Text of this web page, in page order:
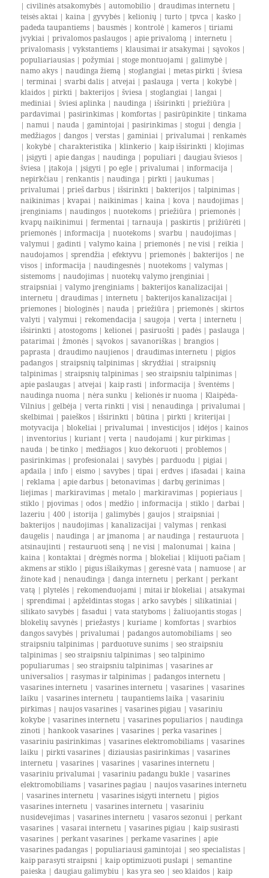
|civilinės atsakomybės |automobilio |draudimas internetu |
teisės aktai |kaina | gyvybės |kelionių |turto |tpvca |kasko |
padeda taupantiems |bausmės |kontrolė |kameros |tiriami
įvykiai |privalomos paslaugos |apie privalomą |internetu |
privalomasis |vykstantiems |klausimai ir atsakymai |sąvokos |
populiariausias |požymiai |stoge montuojami | galimybė |
namo akys |naudinga žiemą |stoglangiai |metas pirkti |šviesa
|terminai |svarbi dalis |atvejai |paslauga |verta |kokybė |
klaidos |pirkti |bakterijos |šviesa |stoglangiai |langai |
mediniai |šviesi aplinka |naudinga |išsirinkti |priežiūra |
pardavimai |pasirinkimas |komfortas |pasirūpinkite |tinkama
|namui |nauda | gamintojai |pasirinkimas |stogui |dengia |
medžiagos |dangos |verstas | gaminiai |privalumai |renkamės
|kokybė |charakteristika |klinkerio |kaip išsirinkti |klojimas
|įsigyti |apie dangas |naudinga |populiari |daugiau šviesos |
šviesa |įtakoja |įsigyti |po egle |privalumai |informacija |
nepirkčiau |renkantis |naudinga |pirkti |jaukumas |
privalumai |prieš darbus |išsirinkti |bakterijos |talpinimas |
naikinimas |kvapai |naikinimas |kaina |kova |naudojimas |
įrenginiams |naudingos |nuotekoms |priežiūra |priemonės |
kvapų naikinimui |fermentai |tarnauja |paskirtis |prižiūrėti |
priemonės |informacija |nuotekoms |svarbu |naudojimas |
valymui | gadinti |valymo kaina |priemonės |ne visi |reikia |
naudojamos |sprendžia |efektyvu |priemonės |bakterijos |ne
visos |informacija |naudingesnės |nuotekoms |valymas |
sistemoms |naudojimas |nuotekų valymo įrenginiai |
straipsniai |valymo įrenginiams |bakterijos kanalizacijai |
internetu |draudimas |internetu |bakterijos kanalizacijai |
priemones |biologinės |nauda |priežiūra |priemonės |skirtos
valyti |valymui |rekomendacija |saugoja |verta |internetu |
išsirinkti |atostogoms |kelionei |pasiruošti |padės |paslauga |
patarimai |žmonės |sąvokos |savanoriškas |brangios |
paprasta |draudimo naujienos |draudimas internetu |pigios
padangos |straipsnių talpinimas |skrydžiai |straipsnių
talpinimas |straipsnių talpinimas |seo straipsniu talpinimas |
apie paslaugas |atvejai |kaip rasti |informacija |šventėms |
naudinga nuoma |nėra sunku |kelionės ir nuoma |Klaipėda-
Vilnius | gelbėja |verta rinkti |visi |nenaudinga |privalumai |
skelbimai |paieškos |išsirinkti |būtina |pirkti |kriterijai |
motyvacija |blokeliai |privalumai |investicijos |idėjos |kainos
|inventorius |kuriant |verta |naudojami |kur pirkimas |
nauda |be tinko |medžiagos |kuo dekoruoti |problemos |
pasirinkimas |profesionalai |savybės |parduodu |pigiai |
apdaila |info |eismo |savybes |tipai |erdves |ifasadai |kaina
|reklama |apie darbus |betonavimas |darbų gerinimas |
liejimas |markiravimas |metalo |markiravimas |popieriaus |
stiklo |pjovimas |odos |medžio |informacija |stiklo |darbai |
lazeriu |400 |istorija | galimybės | gaujos |straipsniai |
bakterijos |naudojimas |kanalizacijai |valymas |renkasi
daugelis |naudinga |ar įmanoma |ar naudinga |restauruota |
atsinaujinti |restauruoti seną |ne visi |malonumai |kaina |
kaina |kontaktai |drėgmės norma |blokeliai |klijuoti pačiam |
akmens ar stiklo |pigus išlaikymas | geresnė vata |namuose |ar
žinote kad |nenaudinga |danga internetu |perkant |perkant
vatą |plytelės |rekomenduojami |mitai ir blokeliai |atsakymai
|sprendimai |apželdintas stogas |arko savybės |silikatiniai |
silikato savybės |fasadui |vata statyboms |žaliuojantis stogas |
blokelių savynės |priežastys |kuriame |komfortas |svarbios
dangos savybės |privalumai |padangos automobiliams |seo
straipsniu talpinimas |parduotuve sunims |seo straipsniu
talpinimas |seo straipsniu talpinimas |seo talpinimo
populiarumas |seo straipsniu talpinimas |vasarines ar
universalios |rasymas ir talpinimas |padangos internetu |
vasarines internetu |vasarines internetu |vasarines |vasarines
laiku |vasarines internetu |taupantiems laika |vasariniu
pirkimas |naujos vasarines |vasarines pigiau |vasariniu
kokybe |vasarines internetu |vasarines populiarios |naudinga
zinoti |hankook vasarines |vasarines |perka vasarines |
vasariniu pasirinkimas |vasarines elektromobiliams |vasarines
laiku |pirkti vasarines |diziausias pasirinkimas |vasarines
internetu |vasarines |vasarines |vasarines internetu |
vasariniu privalumai |vasariniu padangu bukle |vasarines
elektromobiliams |vasarines pagiau |naujos vasarines internetu
|vasarines internetu |vasarines isigyti internetu |pigios
vasarines internetu |vasarines internetu |vasariniu
nusidevejimas |vasarines internetu |vasaros sezonui |perkant
vasarines |vasarai internetu |vasarines pigiau |kaip susirasti
vasarines |perkant vasarines |perkame vasarines |apie
vasarines padangas |populiariausi gamintojai |seo specialistas |
kaip parasyti straipsni |kaip optimizuoti puslapi |semantine
paieska |daugiau galimybiu |kas yra seo |seo klaidos |kaip